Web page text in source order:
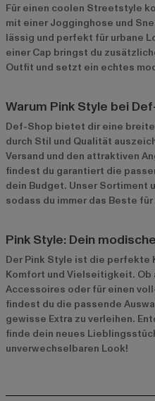
Für einen coolen Streetstyle
mit einer Jogginghose und
lässig und perfekt für urbane
einer Cap bringst du
Outfit und setzt ein echtes
Warum Pink Style bei
Def-Shop bietet dir eine
durch Stil und Qualität
Versand und den attraktiven
findest du garantiert die
dein Budget. Unser Sortiment
sodass du immer das Beste
Pink Style: Dein
Der Pink Style ist die perfekte
Komfort und Vielseitigkeit. Ob
Accessoires oder für einen
findest du die passende
gewisse Extra zu verleihen.
finde dein neues
unverwechselbaren Look!